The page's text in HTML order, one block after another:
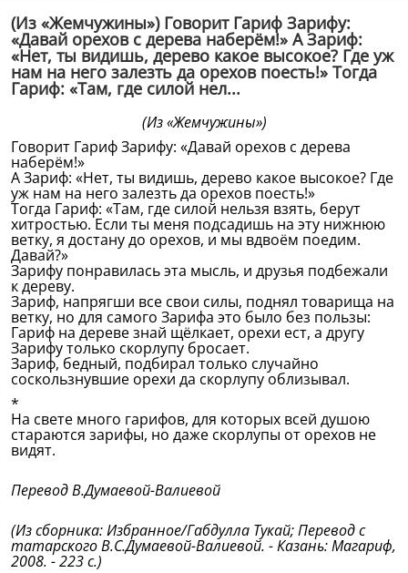
(Из «Жемчужины») Говорит Гариф Зарифу:
«Давай орехов с дерева наберём!» А Зариф:
«Нет, ты видишь, дерево какое высокое? Где уж
нам на него залезть да орехов поесть!» Тогда
Гариф: «Там, где силой нел...
(Из «Жемчужины»)
Говорит Гариф Зарифу: «Давай орехов с дерева
наберём!»
А Зариф: «Нет, ты видишь, дерево какое высокое? Где
уж нам на него залезть да орехов поесть!»
Тогда Гариф: «Там, где силой нельзя взять, берут
хитростью. Если ты меня подсадишь на эту нижнюю
ветку, я достану до орехов, и мы вдвоём поедим.
Давай?»
Зарифу понравилась эта мысль, и друзья подбежали
к дереву.
Зариф, напрягши все свои силы, поднял товарища на
ветку, но для самого Зарифа это было без пользы:
Гариф на дереве знай щёлкает, орехи ест, а другу
Зарифу только скорлупу бросает.
Зариф, бедный, подбирал только случайно
соскользнувшие орехи да скорлупу облизывал.
*
На свете много гарифов, для которых всей душою
стараются зарифы, но даже скорлупы от орехов не
видят.
Перевод В.Думаевой-Валиевой
(Из сборника: Избранное/Габдулла Тукай; Перевод с
татарского В.С.Думаевой-Валиевой. - Казань: Магариф,
2008. - 223 с.)